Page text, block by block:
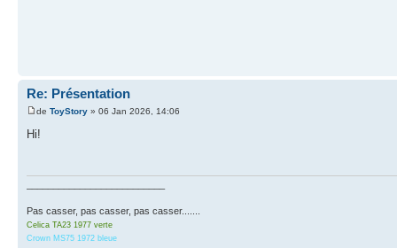
Re: Présentation
de ToyStory » 06 Jan 2026, 14:06
Hi!
Pas casser, pas casser, pas casser.......
Celica TA23 1977 verte
Crown MS75 1972 bleue